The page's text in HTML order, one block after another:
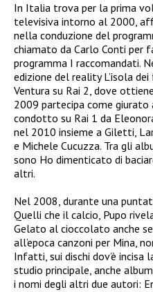
In Italia trova per la prima
televisiva intorno al 2000,
nella conduzione del
chiamato da Carlo Conti per
programma I raccomandati.
edizione del reality L’isola
Ventura su Rai 2, dove
2009 partecipa come giurato
condotto su Rai 1 da
nel 2010 insieme a Giletti,
e Michele Cucuzza. Tra gli
sono Ho dimenticato di
altri.
Nel 2008, durante una
Quelli che il calcio, Pupo
Gelato al cioccolato anche
all’epoca canzoni per Mina,
Infatti, sui dischi dov’è incisa
studio principale, anche
i nomi degli altri due autori: